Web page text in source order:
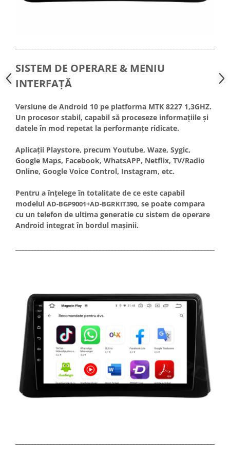
SISTEM DE OPERARE & MENIU
INTERFAȚĂ
Versiune de Android 10 pe platforma MTK 8227 1,3GHZ.
Un procesor stabil, capabil să proceseze informațiile și
datele în mod repetat la performanțe ridicate.
Aplicații Playstore, precum Youtube, Waze, Sygic,
Google Maps, Facebook, WhatsAPP, Netflix, TV/Radio
Online, Google Voice Control, Instagram, etc.
Pentru a înțelege în totalitate de ce este capabil
modelul AD-BGP9001+AD-BGRKIT390, se poate compara
cu un telefon de ultima generatie cu sistem de operare
Android integrat în bordul mașinii.